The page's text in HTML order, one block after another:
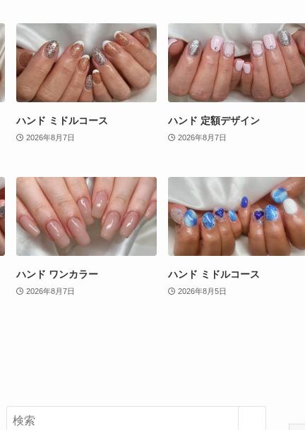
ハンド ミドルコース
2026年8月7日
ハンド 定額デザイン
2026年8月7日
ハンド ワンカラー
2026年8月7日
ハンド ミドルコース
2026年8月5日